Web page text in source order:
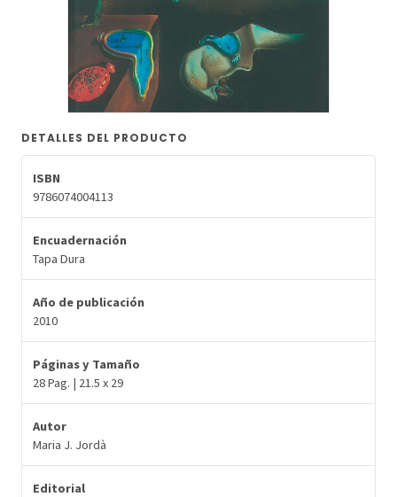
DETALLES DEL PRODUCTO
ISBN
9786074004113
Encuadernación
Tapa Dura
Año de publicación
2010
Páginas y Tamaño
28 Pag. | 21.5 x 29
Autor
Maria J. Jordà
Editorial